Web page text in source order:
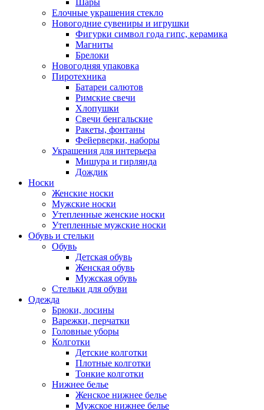
Елочные украшения стекло
Новогодние сувениры и игрушки
Фигурки символ года гипс, керамика
Магниты
Брелоки
Новогодняя упаковка
Пиротехника
Батареи салютов
Римские свечи
Хлопушки
Свечи бенгальские
Ракеты, фонтаны
Фейерверки, наборы
Украшения для интерьера
Мишура и гирлянда
Дождик
Носки
Женские носки
Мужские носки
Утепленные женские носки
Утепленные мужские носки
Обувь и стельки
Обувь
Детская обувь
Женская обувь
Мужская обувь
Стельки для обуви
Одежда
Брюки, лосины
Варежки, перчатки
Головные уборы
Колготки
Детские колготки
Плотные колготки
Тонкие колготки
Нижнее белье
Женское нижнее белье
Мужское нижнее белье